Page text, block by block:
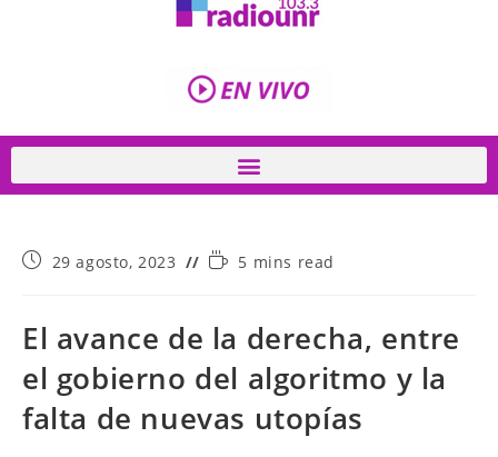
29 agosto, 2023 5 mins read
El avance de la derecha, entre
el gobierno del algoritmo y la
falta de nuevas utopías